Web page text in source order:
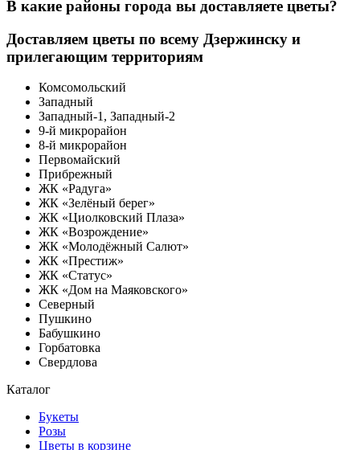
В какие районы города вы доставляете цветы?
Доставляем цветы по всему Дзержинску и
прилегающим территориям
Комсомольский
Западный
Западный-1, Западный-2
9-й микрорайон
8-й микрорайон
Первомайский
Прибрежный
ЖК «Радуга»
ЖК «Зелёный берег»
ЖК «Циолковский Плаза»
ЖК «Возрождение»
ЖК «Молодёжный Салют»
ЖК «Престиж»
ЖК «Статус»
ЖК «Дом на Маяковского»
Северный
Пушкино
Бабушкино
Горбатовка
Свердлова
Каталог
Букеты
Розы
Цветы в корзине